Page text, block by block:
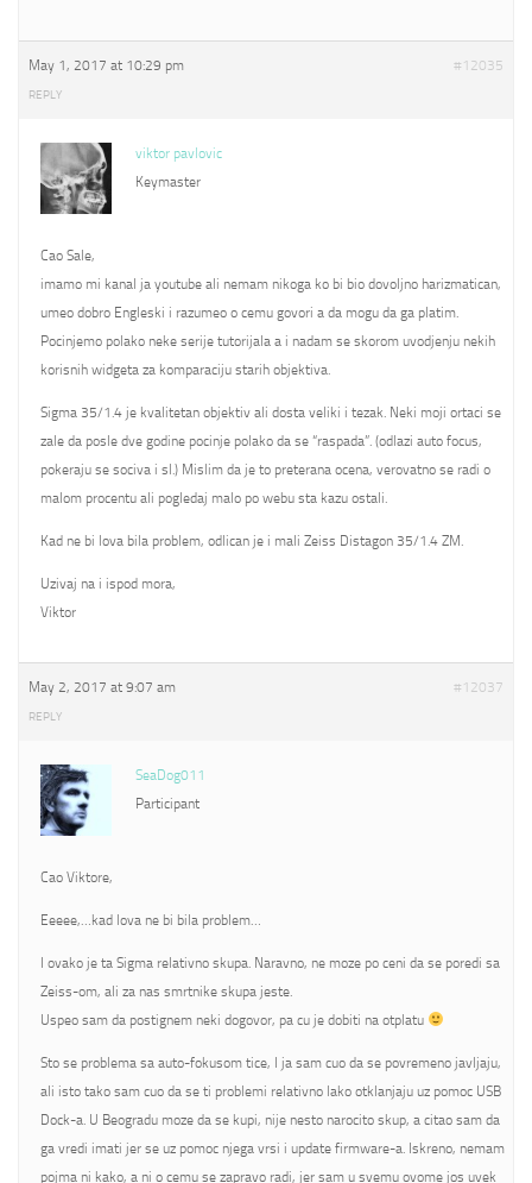
May 1, 2017 at 10:29 pm #12035
REPLY
viktor pavlovic
Keymaster
Cao Sale,
imamo mi kanal ja youtube ali nemam nikoga ko bi bio dovoljno harizmatican,
umeo dobro Engleski i razumeo o cemu govori a da mogu da ga platim.
Pocinjemo polako neke serije tutorijala a i nadam se skorom uvodjenju nekih
korisnih widgeta za komparaciju starih objektiva.
Sigma 35/1.4 je kvalitetan objektiv ali dosta veliki i tezak. Neki moji ortaci se
zale da posle dve godine pocinje polako da se “raspada”. (odlazi auto focus,
pokeraju se sociva i sl.) Mislim da je to preterana ocena, verovatno se radi o
malom procentu ali pogledaj malo po webu sta kazu ostali.
Kad ne bi lova bila problem, odlican je i mali Zeiss Distagon 35/1.4 ZM.
Uzivaj na i ispod mora,
Viktor
May 2, 2017 at 9:07 am #12037
REPLY
SeaDog011
Participant
Cao Viktore,
Eeeee,…kad lova ne bi bila problem…
I ovako je ta Sigma relativno skupa. Naravno, ne moze po ceni da se poredi sa
Zeiss-om, ali za nas smrtnike skupa jeste.
Uspeo sam da postignem neki dogovor, pa cu je dobiti na otplatu
Sto se problema sa auto-fokusom tice, I ja sam cuo da se povremeno javljaju,
ali isto tako sam cuo da se ti problemi relativno lako otklanjaju uz pomoc USB
Dock-a. U Beogradu moze da se kupi, nije nesto narocito skup, a citao sam da
ga vredi imati jer se uz pomoc njega vrsi i update firmware-a. Iskreno, nemam
pojma ni kako, a ni o cemu se zapravo radi, jer sam u svemu ovome jos uvek